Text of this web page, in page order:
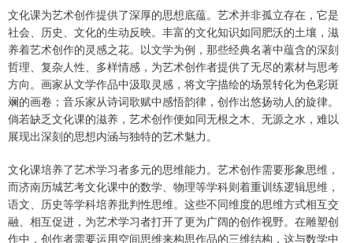
文化课为艺术创作提供了深厚的思想底蕴。艺术并非孤立存在，它是
社会、历史、文化的生动反映。丰富的文化知识如同肥沃的土壤，滋
养着艺术创作的灵感之花。以文学为例，那些经典名著中蕴含的深刻
哲理、复杂人性、多样情感，为艺术创作者提供了无尽的素材与思考
方向。画家从文学作品中汲取灵感，将文字描绘的场景转化为色彩斑
斓的画卷；音乐家从诗词歌赋中感悟韵律，创作出悠扬动人的旋律。
倘若缺乏文化课的滋养，艺术创作便如同无根之木、无源之水，难以
展现出深刻的思想内涵与独特的艺术魅力。
文化课培养了艺术学习者多元的思维能力。艺术创作需要形象思维，
而济南历城艺考文化课中的数学、物理等学科则着重训练逻辑思维，
语文、历史等学科培养批判性思维。这些不同维度的思维方式相互交
融、相互促进，为艺术学习者打开了更为广阔的创作视野。在雕塑创
作中，创作者需要运用空间思维来构思作品的三维结构，这与数学中